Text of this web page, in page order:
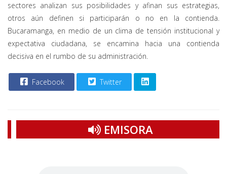
sectores analizan sus posibilidades y afinan sus estrategias,
otros aún definen si participarán o no en la contienda.
Bucaramanga, en medio de un clima de tensión institucional y
expectativa ciudadana, se encamina hacia una contienda
decisiva en el rumbo de su administración.
Facebook Twitter
EMISORA